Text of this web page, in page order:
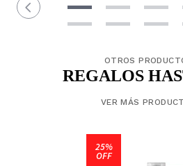
OTROS
REGALOS
VER MÁS
25%
OFF